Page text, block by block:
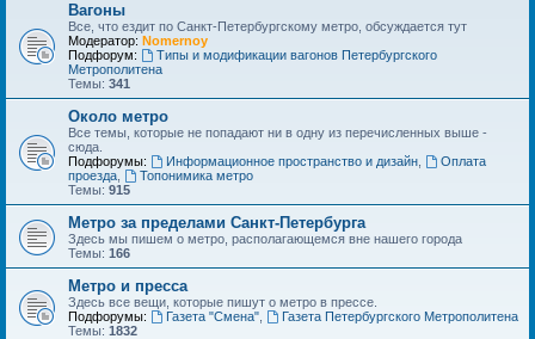
Вагоны
Все, что ездит по Санкт-Петербургскому метро, обсуждается тут
Модератор: Nomernoy
Подфорум:
Типы и модификации вагонов Петербургского
Метрополитена
Темы: 341
Около метро
Все темы, которые не попадают ни в одну из перечисленных выше -
сюда.
Подфорумы:
Информационное пространство и дизайн,
Оплата
проезда
Топонимика метро
Темы: 915
Метро за пределами Санкт-Петербурга
Здесь мы пишем о метро, располагающемся вне нашего города
Темы: 166
Метро и пресса
Здесь все вещи, которые пишут о метро в прессе.
Подфорумы:
Газета "Смена",
Газета Петербургского Метрополитена
Темы: 1832